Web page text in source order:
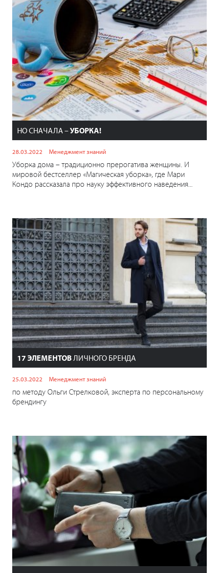
НО СНАЧАЛА –УБОРКА!
28.03.2022 Менеджмент знаний
Уборка дома – традиционно прерогатива женщины. И
мировой бестселлер «Магическая уборка», где Мари
Кондо рассказала про науку эффективного наведения...
17 ЭЛЕМЕНТОВ ЛИЧНОГО БРЕНДА
25.03.2022 Менеджмент знаний
по методу Ольги Стрелковой, эксперта по персональному
брендингу